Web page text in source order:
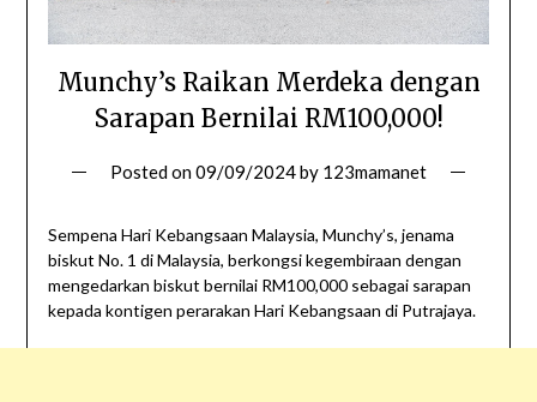
Munchy’s Raikan Merdeka dengan
Sarapan Bernilai RM100,000!
Posted on09/09/2024by 123mamanet
Sempena Hari Kebangsaan Malaysia, Munchy’s, jenama
biskut No. 1 di Malaysia, berkongsi kegembiraan dengan
mengedarkan biskut bernilai RM100,000 sebagai sarapan
kepada kontigen perarakan Hari Kebangsaan di Putrajaya.